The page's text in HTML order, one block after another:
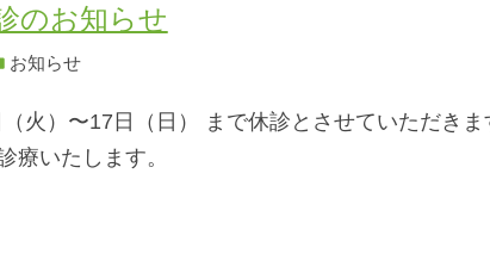
のお知らせ
お知らせ
火）〜17日（日） まで休診とさせていただきま
療いたします。